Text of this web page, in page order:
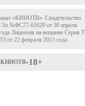
«КИНОТВ». Свидетельство
№ФС77-61629 от 30 апреля
Лицензия на вещание Серия
от 22 февраля 2013 года
18+